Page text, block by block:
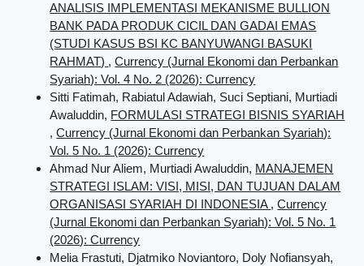
ANALISIS IMPLEMENTASI MEKANISME BULLION
BANK PADA PRODUK CICIL DAN GADAI EMAS
(STUDI KASUS BSI KC BANYUWANGI BASUKI
RAHMAT) ,Currency (Jurnal Ekonomi dan Perbankan
Syariah): Vol. 4 No. 2 (2026): Currency
Sitti Fatimah, Rabiatul Adawiah, Suci Septiani, Murtiadi
Awaluddin, FORMULASI STRATEGI BISNIS SYARIAH
,Currency (Jurnal Ekonomi dan Perbankan Syariah):
Vol. 5 No. 1 (2026): Currency
Ahmad Nur Aliem, Murtiadi Awaluddin, MANAJEMEN
STRATEGI ISLAM: VISI, MISI, DAN TUJUAN DALAM
ORGANISASI SYARIAH DI INDONESIA ,Currency
(Jurnal Ekonomi dan Perbankan Syariah): Vol. 5 No. 1
(2026): Currency
Melia Frastuti, Djatmiko Noviantoro, Doly Nofiansyah,